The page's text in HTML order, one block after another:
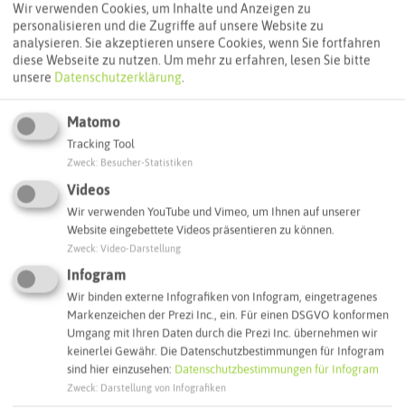
Stolperstein Hanna Lore Daniel
Rekumer Straße 5
45721 Haltern am See
Interaktive Karte
Routenplanung zum Ziel:
ÖPNV-Route finden
Autoroute finden
Wir verwenden Cookies, um Inhalte und Anzeigen zu
personalisieren und die Zugriffe auf unsere Website zu
analysieren. Sie akzeptieren unsere Cookies, wenn Sie fortfahren
diese Webseite zu nutzen. Um mehr zu erfahren, lesen Sie bitte
unsere Datenschutzerklärung.
Matomo
Tracking Tool
Zweck Besucher-Statistiken
Videos
Wir verwenden YouTube und Vimeo, um Ihnen auf unserer
Website eingebettete Videos präsentieren zu können.
Zweck Video-Darstellung
Infogram
Wir binden externe Infografiken von Infogram, eingetragenes
Markenzeichen der Prezi Inc., ein. Für einen DSGVO konformen
Umgang mit Ihren Daten durch die Prezi Inc. übernehmen wir
keinerlei Gewähr. Die Datenschutzbestimmungen für Infogram
sind hier einzusehen: Datenschutzbestimmungen für Infogram
Zweck Darstellung von Infografiken